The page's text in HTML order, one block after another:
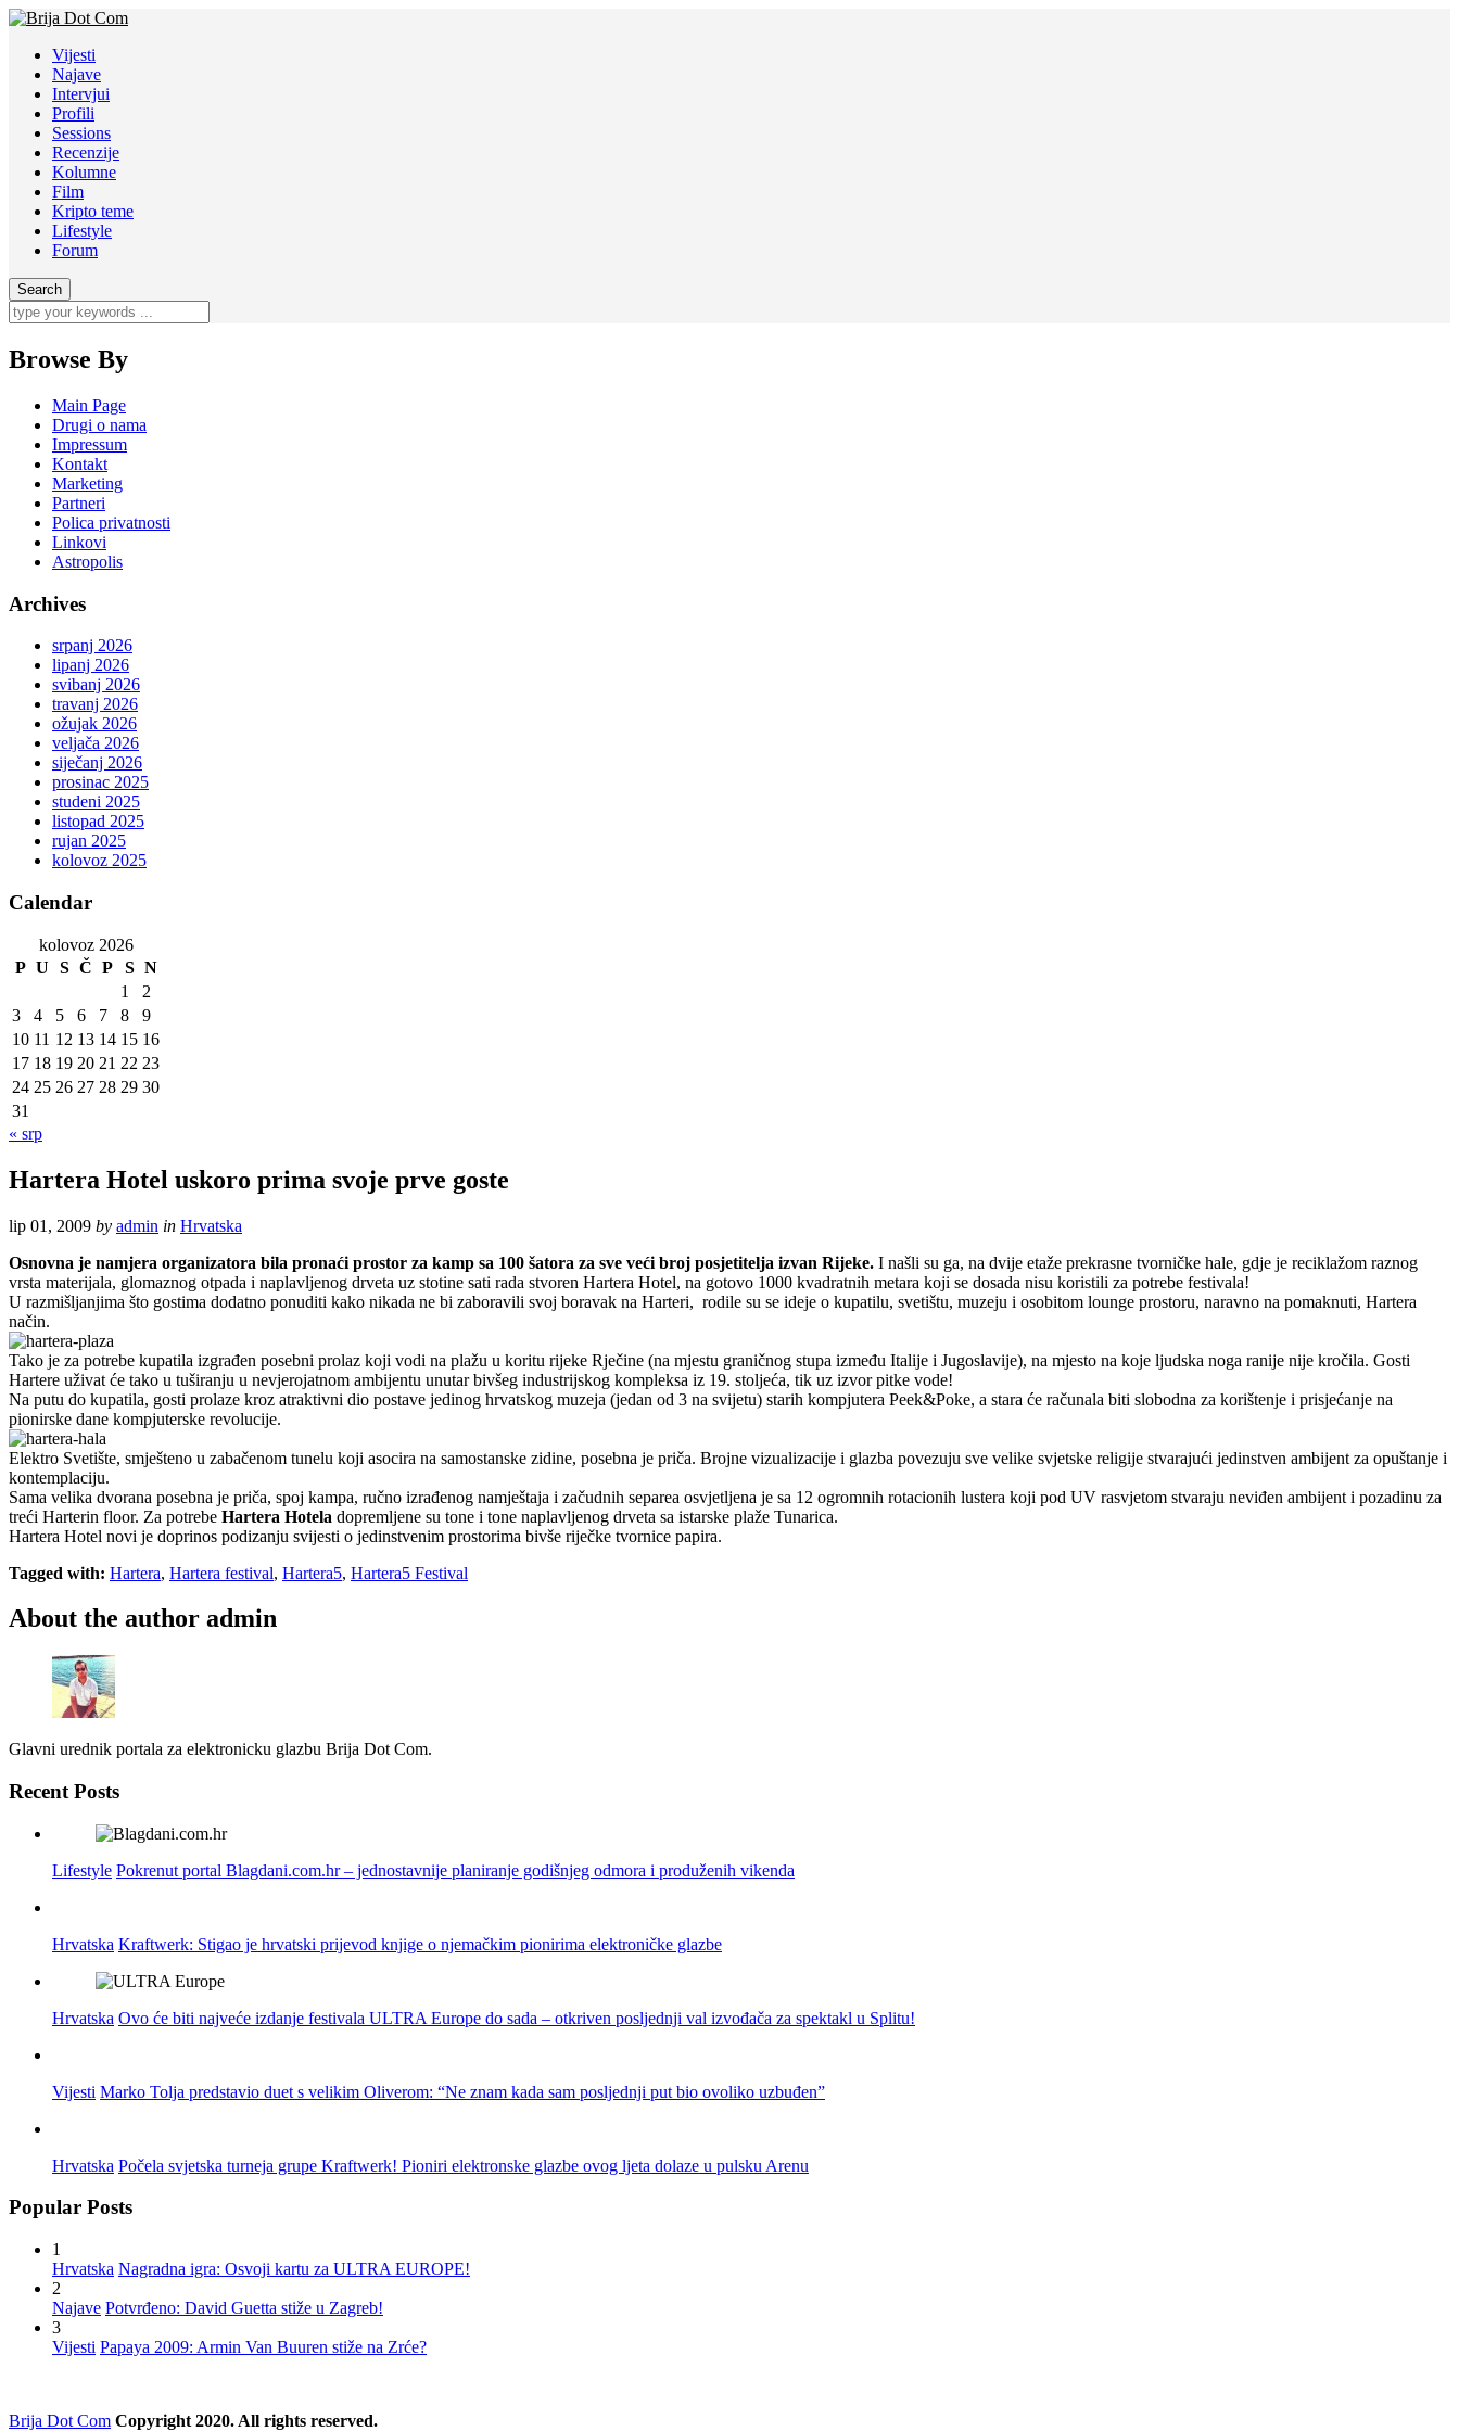
Vijesti
Najave
Intervjui
Profili
Sessions
Recenzije
Kolumne
Film
Kripto teme
Lifestyle
Forum
Browse By
Main Page
Drugi o nama
Impressum
Kontakt
Marketing
Partneri
Polica privatnosti
Linkovi
Astropolis
Archives
srpanj 2026
lipanj 2026
svibanj 2026
travanj 2026
ožujak 2026
veljača 2026
siječanj 2026
prosinac 2025
studeni 2025
listopad 2025
rujan 2025
kolovoz 2025
Calendar
kolovoz 2026
P U S Č P S N
1
2
3
4 5 6 7 8
9
10 11 12 13 14 15 16
17 18 19 20 21 22 23
24 25 26 27 28 29 30
31
« srp
Hartera Hotel uskoro prima svoje prve goste
lip 01, 2009 by admin in Hrvatska
Osnovna je namjera organizatora bila pronaći prostor za kamp sa 100 šatora za sve veći broj posjetitelja izvan Rijeke. I našli su ga, na dvije etaže prekrasne tvorničke hale, gdje je reciklažom raznog
vrsta materijala, glomaznog otpada i naplavljenog drveta uz stotine sati rada stvoren Hartera Hotel, na gotovo 1000 kvadratnih metara koji se dosada nisu koristili za potrebe festivala!
U razmišljanjima što gostima dodatno ponuditi kako nikada ne bi zaboravili svoj boravak na Harteri, rodile su se ideje o kupatilu, svetištu, muzeju i osobitom lounge prostoru, naravno na pomaknuti, Hartera
način.
Tako je za potrebe kupatila izgrađen posebni prolaz koji vodi na plažu u koritu rijeke Rječine (na mjestu graničnog stupa između Italije i Jugoslavije), na mjesto na koje ljudska noga ranije nije kročila. Gosti
Hartere uživat će tako u tuširanju u nevjerojatnom ambijentu unutar bivšeg industrijskog kompleksa iz 19. stoljeća, tik uz izvor pitke vode!
Na putu do kupatila, gosti prolaze kroz atraktivni dio postave jedinog hrvatskog muzeja (jedan od 3 na svijetu) starih kompjutera Peek&Poke, a stara će računala biti slobodna za korištenje i prisjećanje na
pionirske dane kompjuterske revolucije.
Elektro Svetište, smješteno u zabačenom tunelu koji asocira na samostanske zidine, posebna je priča. Brojne vizualizacije i glazba povezuju sve velike svjetske religije stvarajući jedinstven ambijent za opuštanje i
kontemplaciju.
Sama velika dvorana posebna je priča, spoj kampa, ručno izrađenog namještaja i začudnih separea osvjetljena je sa 12 ogromnih rotacionih lustera koji pod UV rasvjetom stvaraju neviđen ambijent i pozadinu za
treći Harterin floor. Za potrebe Hartera Hotela dopremljene su tone i tone naplavljenog drveta sa istarske plaže Tunarica.
Hartera Hotel novi je doprinos podizanju svijesti o jedinstvenim prostorima bivše riječke tvornice papira.
Tagged with: Hartera, Hartera festival, Hartera5, Hartera5 Festival
About the author admin
Glavni urednik portala za elektronicku glazbu Brija Dot Com.
Recent Posts
Lifestyle Pokrenut portal Blagdani.com.hr – jednostavnije planiranje godišnjeg odmora i produženih vikenda
Hrvatska Kraftwerk: Stigao je hrvatski prijevod knjige o njemačkim pionirima elektroničke glazbe
Hrvatska Ovo će biti najveće izdanje festivala ULTRA Europe do sada – otkriven posljednji val izvođača za spektakl u Splitu!
Vijesti Marko Tolja predstavio duet s velikim Oliverom: “Ne znam kada sam posljednji put bio ovoliko uzbuđen”
Hrvatska Počela svjetska turneja grupe Kraftwerk! Pioniri elektronske glazbe ovog ljeta dolaze u pulsku Arenu
Popular Posts
1
Hrvatska Nagradna igra: Osvoji kartu za ULTRA EUROPE!
2
Najave Potvrđeno: David Guetta stiže u Zagreb!
3
Vijesti Papaya 2009: Armin Van Buuren stiže na Zrće?
Brija Dot Com Copyright 2020. All rights reserved.